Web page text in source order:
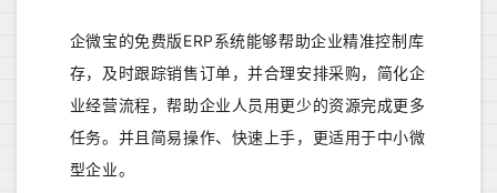
企微宝的免费版ERP系统能够帮助企业精准控制库
存，及时跟踪销售订单，并合理安排采购，简化企
业经营流程，帮助企业人员用更少的资源完成更多
任务。并且简易操作、快速上手，更适用于中小微
型企业。